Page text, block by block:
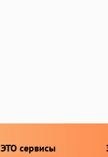
ЭТО сервисы